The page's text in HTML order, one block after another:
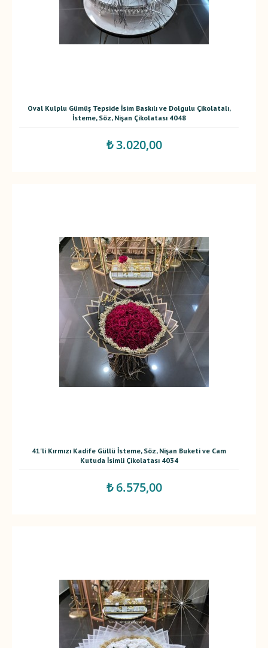
Oval Kulplu Gümüş Tepside İsim Baskılı ve Dolgulu Çikolatalı,
İsteme, Söz, Nişan Çikolatası 4048
₺ 3.020,00
41'li Kırmızı Kadife Güllü İsteme, Söz, Nişan Buketi ve Cam
Kutuda İsimli Çikolatası 4034
₺ 6.575,00